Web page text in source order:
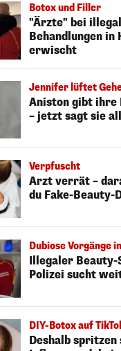
Botox und Filler
"Ärzte" bei
Behandlungen in
erwischt
Jennifer lüftet
Aniston gibt ihre
– jetzt sagt sie
Verpfuscht
Arzt verrät –
du Fake-Beauty-
Dubiose Vorgänge
Illegaler Beauty-
Polizei sucht
DIY-Botox auf
Deshalb spritzen